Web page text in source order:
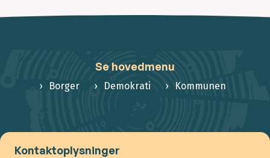
Se hovedmenu
Borger Demokrati Kommunen
Kontaktoplysninger